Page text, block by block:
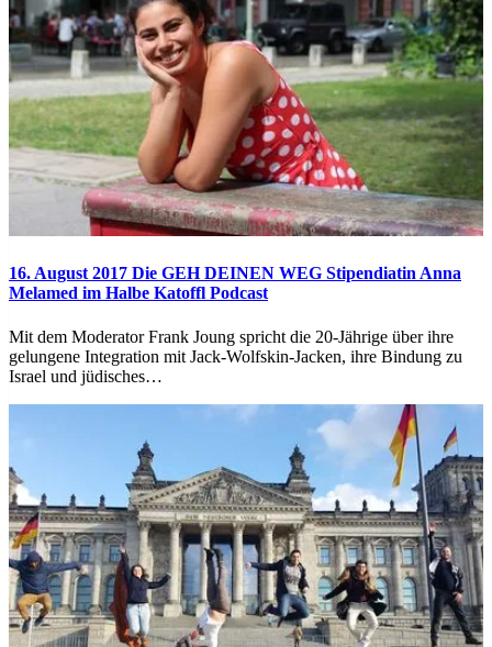
16. August 2017 Die GEH DEINEN WEG Stipendiatin Anna
Melamed im Halbe Katoffl Podcast
Mit dem Moderator Frank Joung spricht die 20-Jährige über ihre
gelungene Integration mit Jack-Wolfskin-Jacken, ihre Bindung zu
Israel und jüdisches…